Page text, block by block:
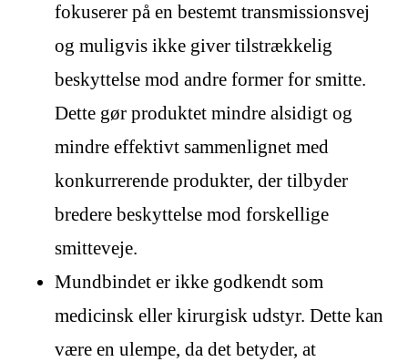
fokuserer på en bestemt transmissionsvej
og muligvis ikke giver tilstrækkelig
beskyttelse mod andre former for smitte.
Dette gør produktet mindre alsidigt og
mindre effektivt sammenlignet med
konkurrerende produkter, der tilbyder
bredere beskyttelse mod forskellige
smitteveje.
Mundbindet er ikke godkendt som
medicinsk eller kirurgisk udstyr. Dette kan
være en ulempe, da det betyder, at